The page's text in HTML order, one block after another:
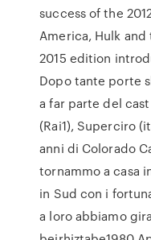
success of the
America, Hulk
2015 edition
Dopo tante porte
a far parte del
(Rai1), Superciro
anni di Colorado
tornammo a casa
in Sud con i
a loro abbiamo